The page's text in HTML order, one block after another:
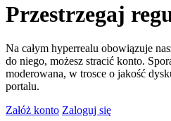
Przestrzegaj
Na całym hyperrealu obowiązuje
do niego, możesz stracić konto.
moderowana, w trosce o jakość
portalu.
Załóż konto Zaloguj się